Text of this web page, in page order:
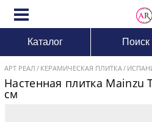
Каталог Поиск
АРТ РЕАЛ КЕРАМИЧЕСКАЯ ПЛИТКА
Настенная плитка Mainzu
см